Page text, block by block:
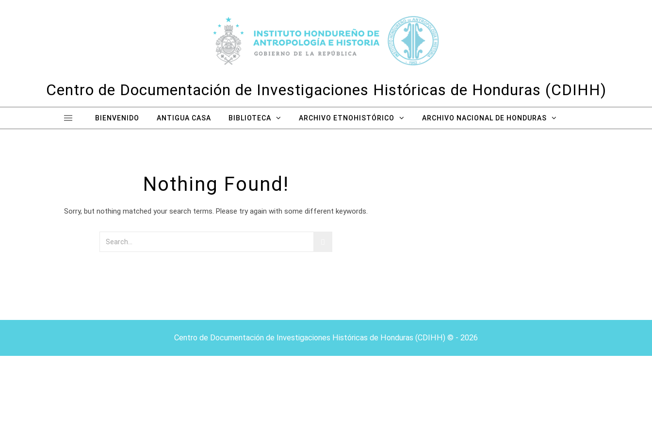
Centro de Documentación de Investigaciones Históricas de Honduras (CDIHH)
BIENVENIDO ANTIGUA CASA BIBLIOTECA ARCHIVO ETNOHISTÓRICO ARCHIVO NACIONAL DE HONDURAS
Nothing Found!
Sorry, but nothing matched your search terms. Please try again with some different keywords.
Centro de Documentación de Investigaciones Históricas de Honduras (CDIHH) © - 2026